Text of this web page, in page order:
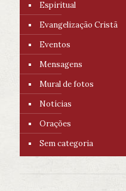
Espiritual
Evangelização Cristã
Eventos
Mensagens
Mural de fotos
Notícias
Orações
Sem categoria